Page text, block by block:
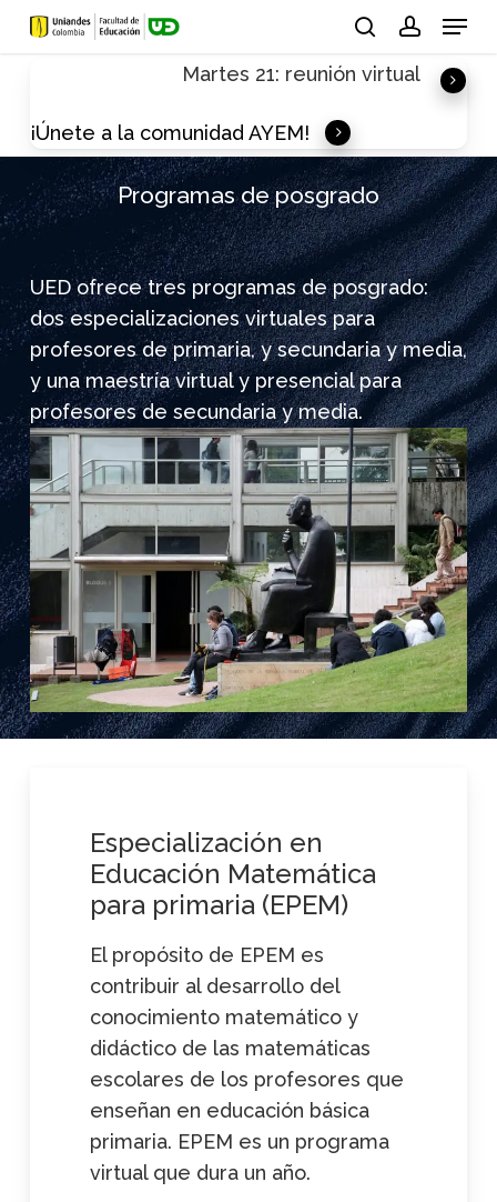
Skip
Menu
Martes 21: reunión virtual
¡Únete a la comunidad AYEM!
Programas de posgrado
UED ofrece tres programas de posgrado:
dos especializaciones virtuales para
profesores de primaria, y secundaria y media,
y una maestría virtual y presencial para
profesores de secundaria y media.
Especialización en
Educación Matemática
para primaria (EPEM)
El propósito de EPEM es
contribuir al desarrollo del
conocimiento matemático y
didáctico de las matemáticas
escolares de los profesores que
enseñan en educación básica
primaria. EPEM es un programa
virtual que dura un año.